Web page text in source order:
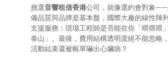
挑選音響租借香港公司，就像選約會對象——
備品質與品牌是基本盤，國際大廠的線性陣
支援服務：現場工程師是否能在你「喂喂喂
泰山」。最後，費用結構透明度絕不能忽
活動結束還被帳單嚇出心臟病？